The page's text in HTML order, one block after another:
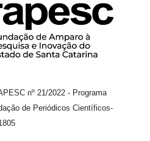
nº 21/2022 - Programa
de Periódicos Científicos-